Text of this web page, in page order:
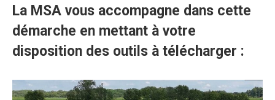
La MSA vous accompagne dans cette
démarche en mettant à votre
disposition des outils à télécharger :